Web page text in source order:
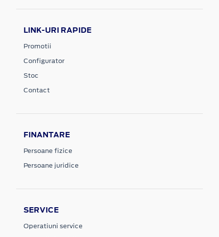
LINK-URI RAPIDE
Promotii
Configurator
Stoc
Contact
FINANTARE
Persoane fizice
Persoane juridice
SERVICE
Operatiuni service